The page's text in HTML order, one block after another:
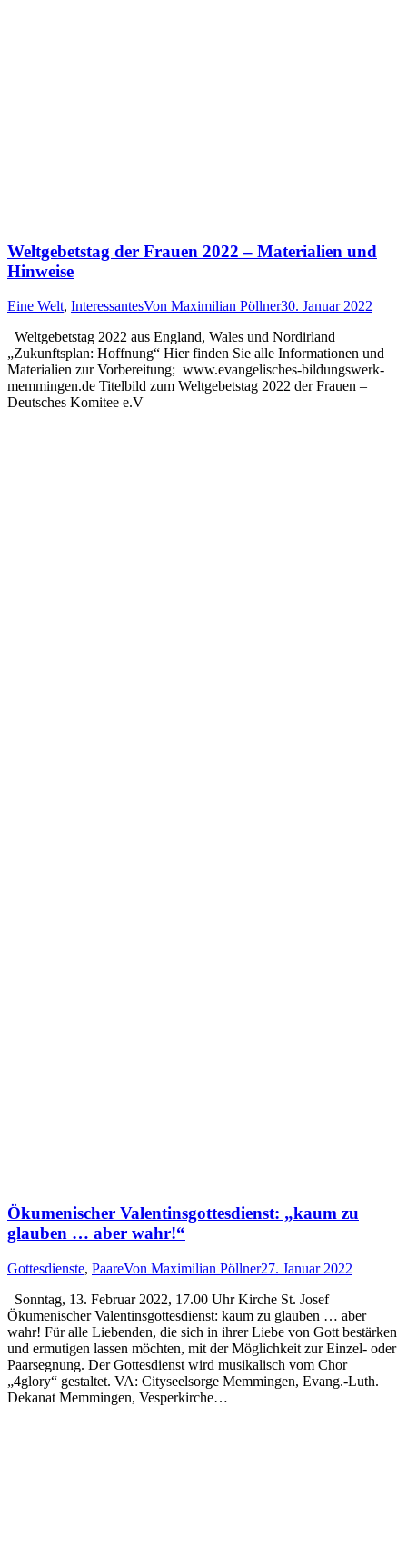
Weltgebetstag der Frauen 2022 – Materialien und
Hinweise
Eine Welt, InteressantesVon Maximilian Pöllner30. Januar 2022
Weltgebetstag 2022 aus England, Wales und Nordirland
„Zukunftsplan: Hoffnung“ Hier finden Sie alle Informationen und
Materialien zur Vorbereitung; www.evangelisches-bildungswerk-
memmingen.de Titelbild zum Weltgebetstag 2022 der Frauen –
Deutsches Komitee e.V
Ökumenischer Valentinsgottesdienst: „kaum zu
glauben … aber wahr!“
Gottesdienste, PaareVon Maximilian Pöllner27. Januar 2022
Sonntag, 13. Februar 2022, 17.00 Uhr Kirche St. Josef
Ökumenischer Valentinsgottesdienst: kaum zu glauben … aber
wahr! Für alle Liebenden, die sich in ihrer Liebe von Gott bestärken
und ermutigen lassen möchten, mit der Möglichkeit zur Einzel- oder
Paarsegnung. Der Gottesdienst wird musikalisch vom Chor
„4glory“ gestaltet. VA: Cityseelsorge Memmingen, Evang.-Luth.
Dekanat Memmingen, Vesperkirche…